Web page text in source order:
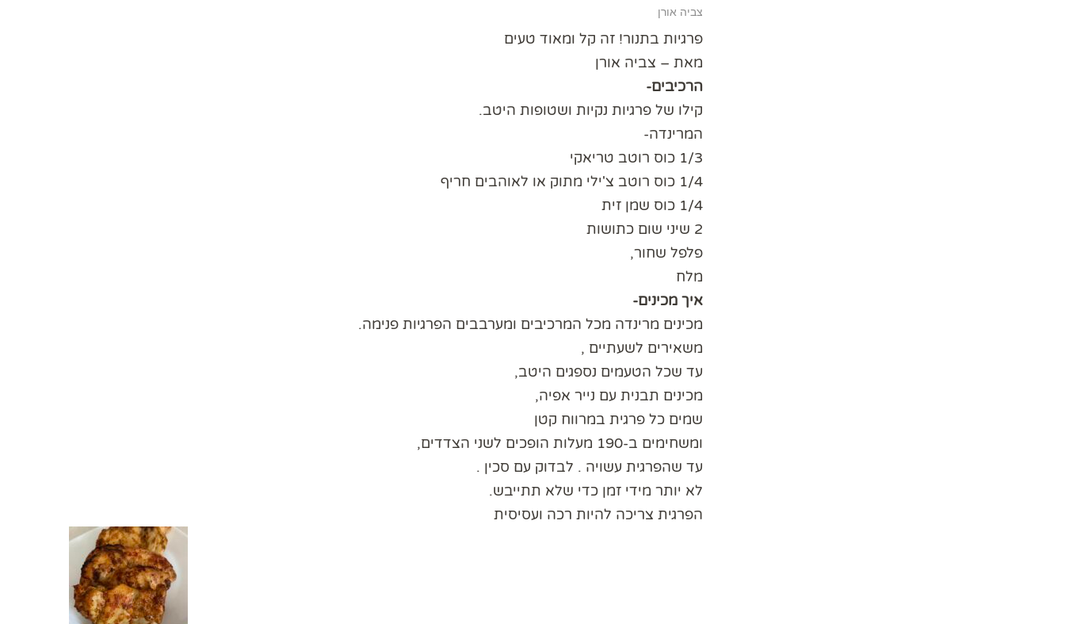
צביה אורן
פרגיות בתנור! זה קל ומאוד טעים
מאת – צביה אורן
הרכיבים-
קילו של פרגיות נקיות ושטופות היטב.
המרינדה-
1/3 כוס רוטב טריאקי
1/4 כוס רוטב צ'ילי מתוק או לאוהבים חריף
1/4 כוס שמן זית
2 שיני שום כתושות
פלפל שחור,
מלח
איך מכינים-
מכינים מרינדה מכל המרכיבים ומערבבים הפרגיות פנימה.
משאירים לשעתיים ,
עד שכל הטעמים נספגים היטב,
מכינים תבנית עם נייר אפיה,
שמים כל פרגית במרווח קטן
ומשחימים ב-190 מעלות הופכים לשני הצדדים,
עד שהפרגית עשויה . לבדוק עם סכין .
לא יותר מידי זמן כדי שלא תתייבש.
הפרגית צריכה להיות רכה ועסיסית